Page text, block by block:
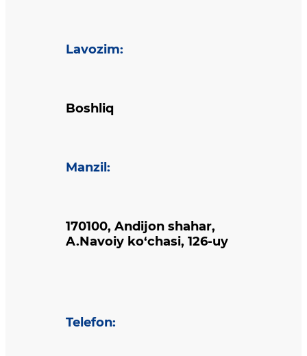
Lavozim:
Boshliq
Manzil :
170100, Andijon shahar,
A.Navoiy ko‘chasi, 126-uy
Telefon: